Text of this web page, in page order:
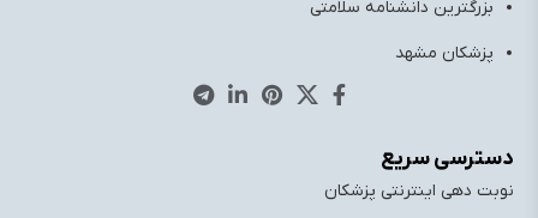
بزرگترین دانشنامه سلامتی
پزشکان مشهد
دسترسی سریع
نوبت دهی اینترنتی پزشکان